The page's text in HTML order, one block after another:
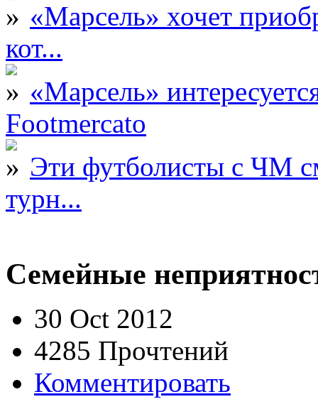
«Марсель» хочет
кот...
«Марсель»
Footmercato
Эти футболисты с ЧМ
турн...
Семейные
30 Oct 2012
4285 Прочтений
Комментировать